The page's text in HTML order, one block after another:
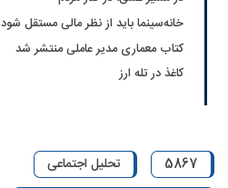
خانه‌سینما باید از نظر مالی مستقل شود
کتاب معماری مدیر عاملی منتشر شد
کاغذ در تله ارز
5867
تحلیل اجتماعی